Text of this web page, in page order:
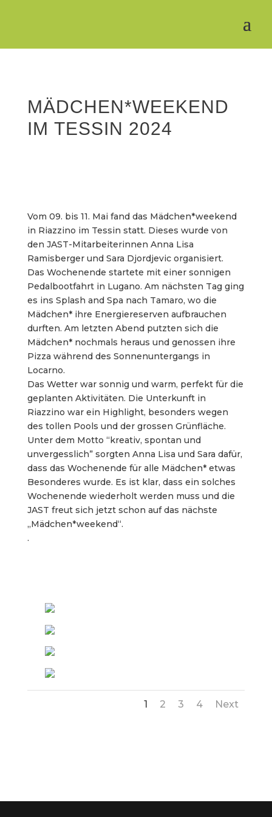
MÄDCHEN*WEEKEND
IM TESSIN 2024
Vom 09. bis 11. Mai fand das Mädchen*weekend
in Riazzino im Tessin statt. Dieses wurde von
den JAST-Mitarbeiterinnen Anna Lisa
Ramisberger und Sara Djordjevic organisiert.
Das Wochenende startete mit einer sonnigen
Pedalbootfahrt in Lugano. Am nächsten Tag ging
es ins Splash and Spa nach Tamaro, wo die
Mädchen* ihre Energiereserven aufbrauchen
durften. Am letzten Abend putzten sich die
Mädchen* nochmals heraus und genossen ihre
Pizza während des Sonnenuntergangs in
Locarno.
Das Wetter war sonnig und warm, perfekt für die
geplanten Aktivitäten. Die Unterkunft in
Riazzino war ein Highlight, besonders wegen
des tollen Pools und der grossen Grünfläche.
Unter dem Motto “kreativ, spontan und
unvergesslich” sorgten Anna Lisa und Sara dafür,
dass das Wochenende für alle Mädchen* etwas
Besonderes wurde. Es ist klar, dass ein solches
Wochenende wiederholt werden muss und die
JAST freut sich jetzt schon auf das nächste
„Mädchen*weekend“.
.
1 2 3 4 Next